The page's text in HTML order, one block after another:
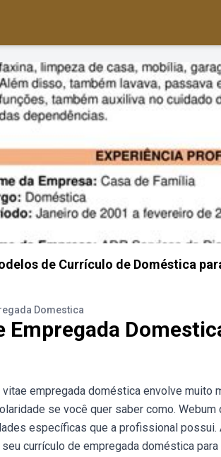
de Currículo de Doméstica
Domestica
Empregada
vitae empregada doméstica envolve
se você quer saber como.
específicas que a profissional
currículo de empregada doméstica